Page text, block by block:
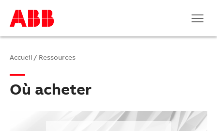
Accueil / Ressources
Où acheter